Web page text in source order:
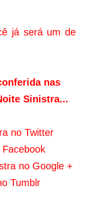
já será um de
nas
Sinistra...